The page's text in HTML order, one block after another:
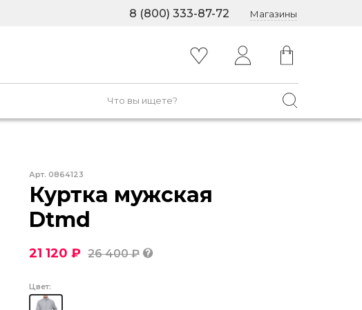
8 (800) 333-87-72 Магазины
Арт. 0864123
Куртка мужская
Dtmd
21 120 ₽ 26 400 ₽
Цвет: